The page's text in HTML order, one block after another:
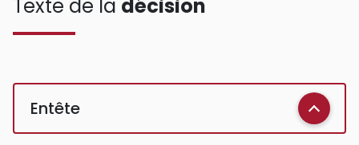
Texte de la décision
Entête